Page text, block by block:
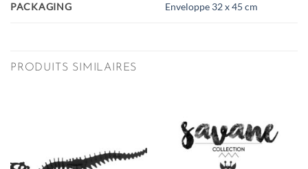
PACKAGING Enveloppe 32 x 45 cm
PRODUITS SIMILAIRES